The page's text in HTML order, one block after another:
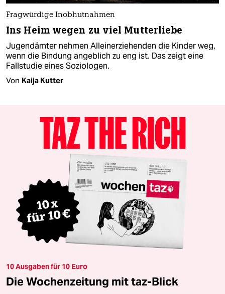
Fragwürdige Inobhutnahmen
Ins Heim wegen zu viel Mutterliebe
Jugendämter nehmen Alleinerziehenden die Kinder weg,
wenn die Bindung angeblich zu eng ist. Das zeigt eine
Fallstudie eines Soziologen.
Von Kaija Kutter
10 Ausgaben für 10 Euro
Die Wochenzeitung mit taz-Blick